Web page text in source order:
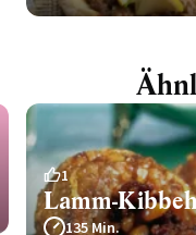
1
Lamm-
135 Min.